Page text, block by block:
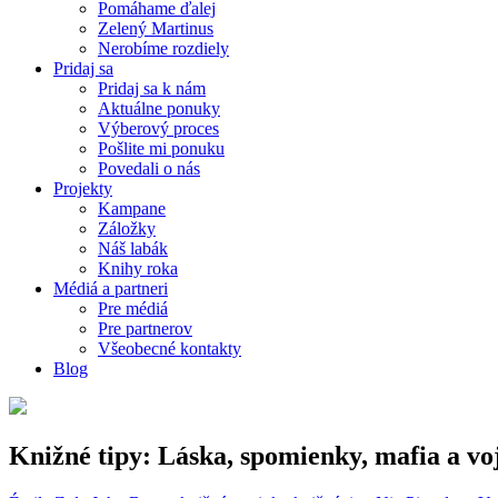
Pomáhame ďalej
Zelený Martinus
Nerobíme rozdiely
Pridaj sa
Pridaj sa k nám
Aktuálne ponuky
Výberový proces
Pošlite mi ponuku
Povedali o nás
Projekty
Kampane
Záložky
Náš labák
Knihy roka
Médiá a partneri
Pre médiá
Pre partnerov
Všeobecné kontakty
Blog
Knižné tipy: Láska, spomienky, mafia a